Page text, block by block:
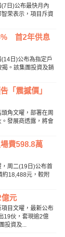
日)公布最快月內
荣表示，項目斥資
首2年供息
日)公布為指定戶
。該集團投資及銷
「震撼價」
角文曜，部署在周
發展商透露，將會
費598.8萬
周二(19日)公布首
約18,488元，較附
元
目文曜，最新公布
19伙，套現逾2億
投資及...